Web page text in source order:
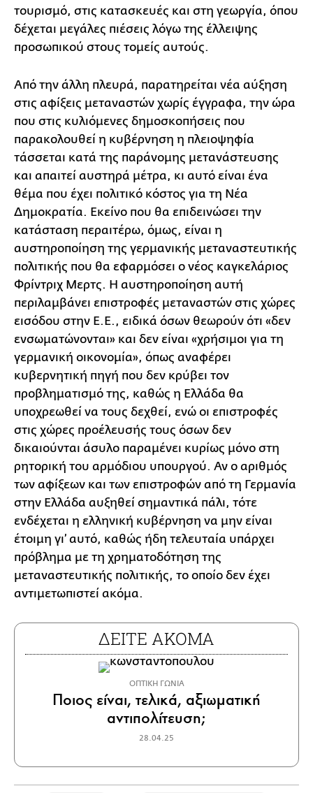
τουρισμό, στις κατασκευές και στη γεωργία, όπου
δέχεται μεγάλες πιέσεις λόγω της έλλειψης
προσωπικού στους τομείς αυτούς.
Από την άλλη πλευρά, παρατηρείται νέα αύξηση
στις αφίξεις μεταναστών χωρίς έγγραφα, την ώρα
που στις κυλιόμενες δημοσκοπήσεις που
παρακολουθεί η κυβέρνηση η πλειοψηφία
τάσσεται κατά της παράνομης μετανάστευσης
και απαιτεί αυστηρά μέτρα, κι αυτό είναι ένα
θέμα που έχει πολιτικό κόστος για τη Νέα
Δημοκρατία. Εκείνο που θα επιδεινώσει την
κατάσταση περαιτέρω, όμως, είναι η
αυστηροποίηση της γερμανικής μεταναστευτικής
πολιτικής που θα εφαρμόσει ο νέος καγκελάριος
Φρίντριχ Μερτς. Η αυστηροποίηση αυτή
περιλαμβάνει επιστροφές μεταναστών στις χώρες
εισόδου στην Ε.Ε., ειδικά όσων θεωρούν ότι «δεν
ενσωματώνονται» και δεν είναι «χρήσιμοι για τη
γερμανική οικονομία», όπως αναφέρει
κυβερνητική πηγή που δεν κρύβει τον
προβληματισμό της, καθώς η Ελλάδα θα
υποχρεωθεί να τους δεχθεί, ενώ οι επιστροφές
στις χώρες προέλευσής τους όσων δεν
δικαιούνται άσυλο παραμένει κυρίως μόνο στη
ρητορική του αρμόδιου υπουργού. Αν ο αριθμός
των αφίξεων και των επιστροφών από τη Γερμανία
στην Ελλάδα αυξηθεί σημαντικά πάλι, τότε
ενδέχεται η ελληνική κυβέρνηση να μην είναι
έτοιμη γι’ αυτό, καθώς ήδη τελευταία υπάρχει
πρόβλημα με τη χρηματοδότηση της
μεταναστευτικής πολιτικής, το οποίο δεν έχει
αντιμετωπιστεί ακόμα.
ΔΕΙΤΕ ΑΚΟΜΑ
ΟΠΤΙΚΗ ΓΩΝΙΑ
Ποιος είναι, τελικά, αξιωματική
αντιπολίτευση;
28.04.25